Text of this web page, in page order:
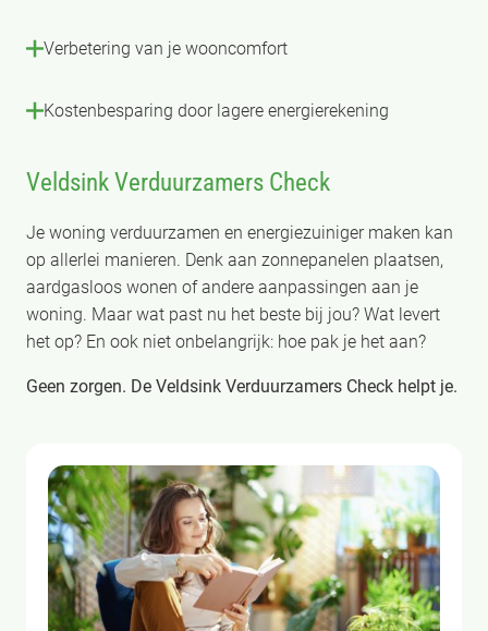
Verbetering van je wooncomfort
Kostenbesparing door lagere energierekening
Veldsink Verduurzamers Check
Je woning verduurzamen en energiezuiniger maken kan
op allerlei manieren. Denk aan zonnepanelen plaatsen,
aardgasloos wonen of andere aanpassingen aan je
woning. Maar wat past nu het beste bij jou? Wat levert
het op? En ook niet onbelangrijk: hoe pak je het aan?
Geen zorgen. De Veldsink Verduurzamers Check helpt je.